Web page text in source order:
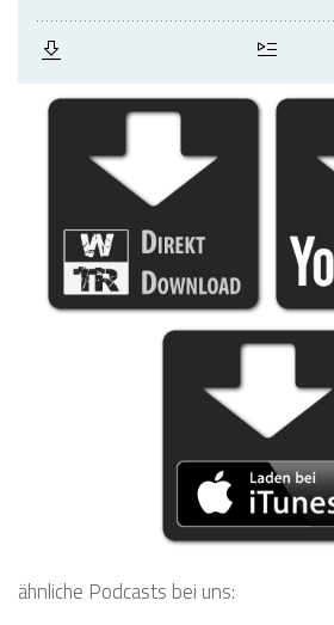
ähnliche Podcasts bei uns: